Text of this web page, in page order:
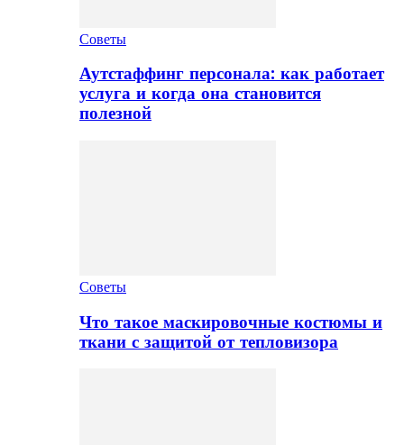
Советы
Аутстаффинг персонала: как работает
услуга и когда она становится
полезной
Советы
Что такое маскировочные костюмы и
ткани с защитой от тепловизора